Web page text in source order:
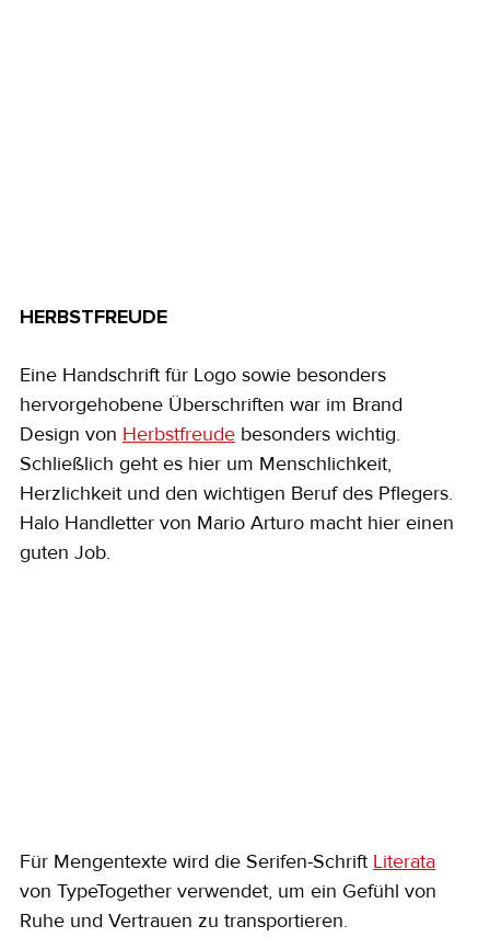
HERBSTFREUDE
Eine Handschrift für Logo sowie besonders
hervorgehobene Überschriften war im Brand
Design von Herbstfreude besonders wichtig.
Schließlich geht es hier um Menschlichkeit,
Herzlichkeit und den wichtigen Beruf des Pflegers.
Halo Handletter von Mario Arturo macht hier einen
guten Job.
Für Mengentexte wird die Serifen-Schrift Literata
von TypeTogether verwendet, um ein Gefühl von
Ruhe und Vertrauen zu transportieren.